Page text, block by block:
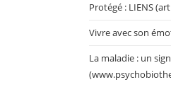
Protégé : LIENS
Vivre avec son
La maladie : un